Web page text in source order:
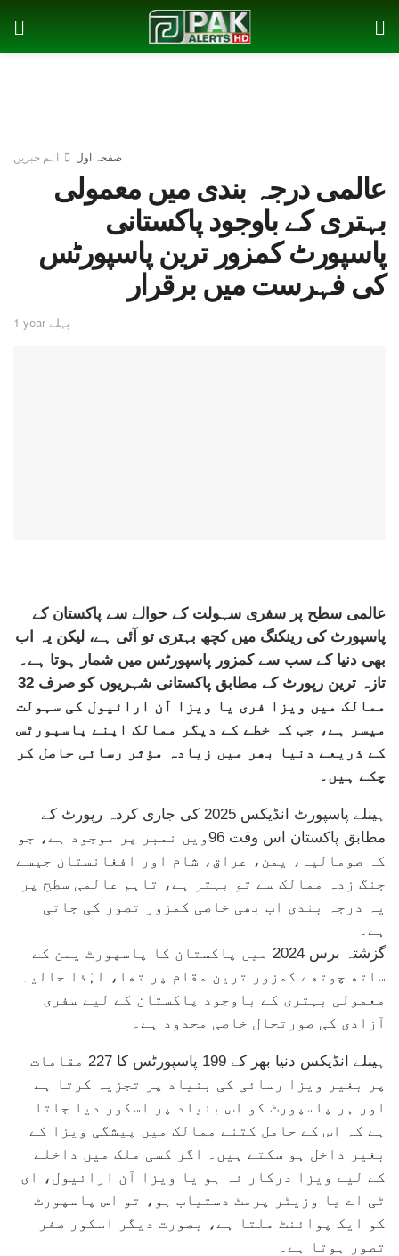
صفحہ اول اہم خبریں
عالمی درجہ بندی میں معمولی
بہتری کے باوجود پاکستانی
پاسپورٹ کمزور ترین پاسپورٹس
کی فہرست میں برقرار
1 year پہلے
عالمی سطح پر سفری سہولت کے حوالے سے پاکستان کے
پاسپورٹ کی رینکنگ میں کچھ بہتری تو آئی ہے، لیکن یہ اب
بھی دنیا کے سب سے کمزور پاسپورٹس میں شمار ہوتا ہے۔
تازہ ترین رپورٹ کے مطابق پاکستانی شہریوں کو صرف 32
ممالک میں ویزا فری یا ویزا آن ارائیول کی سہولت
میسر ہے، جب کہ خطے کے دیگر ممالک اپنے پاسپورٹس
کے ذریعے دنیا بھر میں زیادہ مؤثر رسائی حاصل کر
چکے ہیں۔
ہینلے پاسپورٹ انڈیکس 2025 کی جاری کردہ رپورٹ کے
مطابق پاکستان اس وقت 96ویں نمبر پر موجود ہے، جو
کہ صومالیہ، یمن، عراق، شام اور افغانستان جیسے
جنگ زدہ ممالک سے تو بہتر ہے، تاہم عالمی سطح پر
یہ درجہ بندی اب بھی خاصی کمزور تصور کی جاتی
ہے۔
گزشتہ برس 2024 میں پاکستان کا پاسپورٹ یمن کے
ساتھ چوتھے کمزور ترین مقام پر تھا، لہٰذا حالیہ
معمولی بہتری کے باوجود پاکستان کے لیے سفری
آزادی کی صورتحال خاصی محدود ہے۔
ہینلے انڈیکس دنیا بھر کے 199 پاسپورٹس کا 227 مقامات
پر بغیر ویزا رسائی کی بنیاد پر تجزیہ کرتا ہے
اور ہر پاسپورٹ کو اس بنیاد پر اسکور دیا جاتا
ہے کہ اس کے حامل کتنے ممالک میں پیشگی ویزا کے
بغیر داخل ہو سکتے ہیں۔ اگر کسی ملک میں داخلے
کے لیے ویزا درکار نہ ہو یا ویزا آن ارائیول، ای
ٹی اے یا وزیٹر پرمٹ دستیاب ہو، تو اس پاسپورٹ
کو ایک پوائنٹ ملتا ہے، بصورت دیگر اسکور صفر
تصور ہوتا ہے۔